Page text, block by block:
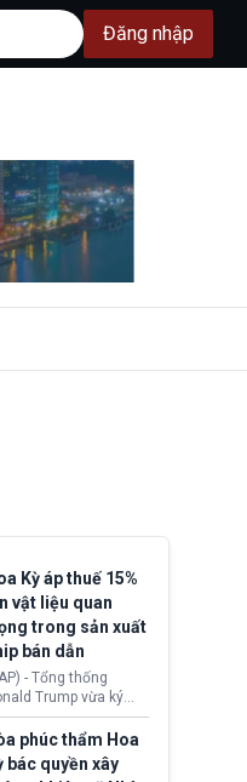
Đăng nhập
Kỳ áp thuế 15%
vật liệu quan
trong sản xuất
bán dẫn
- Tổng thống
Trump vừa ký
lệnh áp thuế bổ
15% cùng cơ chế
sàn nhập khẩu
ngặt đối với
phúc thẩm Hoa
bác quyền xây